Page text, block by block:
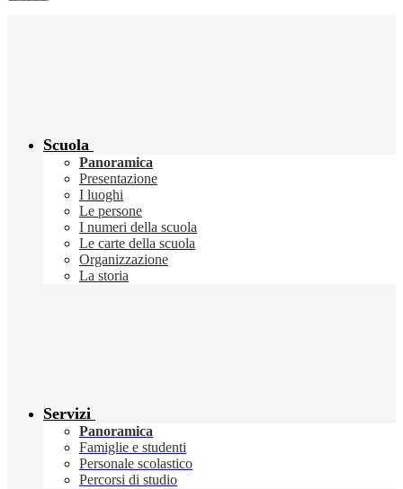
Scuola
Panoramica
Presentazione
I luoghi
Le persone
I numeri della scuola
Le carte della scuola
Organizzazione
La storia
Servizi
Panoramica
Famiglie e studenti
Personale scolastico
Percorsi di studio